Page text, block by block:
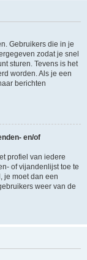
Gebruikers die in je
zodat je snel
sturen. Tevens is het
worden. Als je een
berichten
en/of
profiel van iedere
of vijandenlijst toe te
je moet dan een
weer van de